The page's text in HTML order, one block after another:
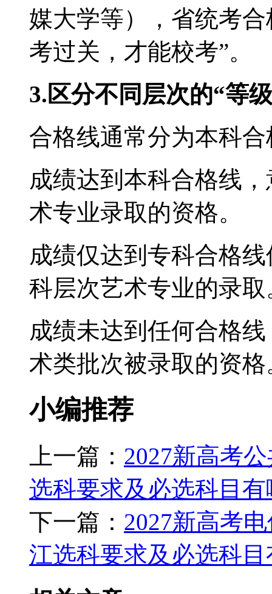
媒大学等），省统考
考过关，才能校考”。
3.区分不同层次的“等
合格线通常分为本科
成绩达到本科合格线
术专业录取的资格。
成绩仅达到专科合格
科层次艺术专业的录取
成绩未达到任何合格
术类批次被录取的资格
小编推荐
上一篇： 2027新高考
选科要求及必选科目有
下一篇： 2027新高考
江选科要求及必选科